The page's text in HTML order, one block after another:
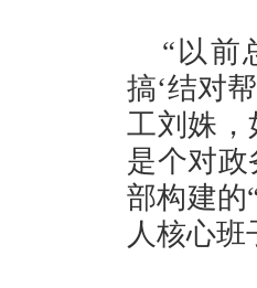
“以前
搞‘结对
工刘姝，
是个对
部构建的
人核心